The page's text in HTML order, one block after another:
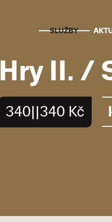
SLUŽBY
Hry II. /
340||340 Kč